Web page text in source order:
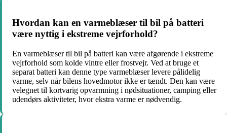
Hvordan kan en varmeblæser til bil på batteri
være nyttig i ekstreme vejrforhold?
En varmeblæser til bil på batteri kan være afgørende i ekstreme
vejrforhold som kolde vintre eller frostvejr. Ved at bruge et
separat batteri kan denne type varmeblæser levere pålidelig
varme, selv når bilens hovedmotor ikke er tændt. Den kan være
velegnet til kortvarig opvarmning i nødsituationer, camping eller
udendørs aktiviteter, hvor ekstra varme er nødvendig.